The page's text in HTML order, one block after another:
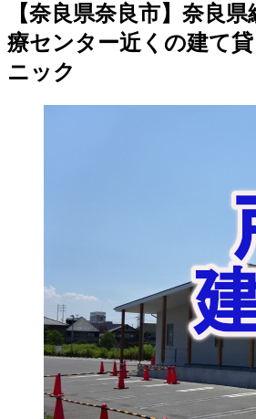
【奈良県奈良市】奈良県
療センター近くの建て貸
ニック